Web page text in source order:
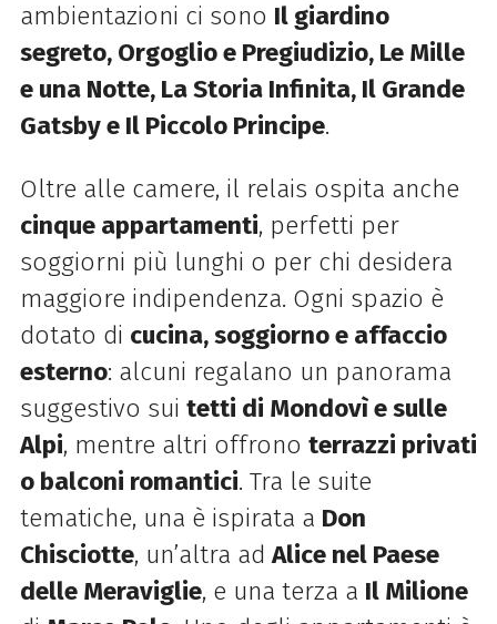
ambientazioni ci sono Il giardino
segreto, Orgoglio e Pregiudizio, Le Mille
e una Notte, La Storia Infinita, Il Grande
Gatsby e Il Piccolo Principe.
Oltre alle camere, il relais ospita anche
cinque appartamenti, perfetti per
soggiorni più lunghi o per chi desidera
maggiore indipendenza. Ogni spazio è
dotato di cucina, soggiorno e affaccio
esterno: alcuni regalano un panorama
suggestivo sui tetti di Mondovì e sulle
Alpi, mentre altri offrono terrazzi privati
o balconi romantici. Tra le suite
tematiche, una è ispirata a Don
Chisciotte, un’altra adAlice nel Paese
delle Meraviglie, e una terza a Il Milione